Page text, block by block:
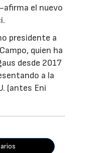
el nuevo
presidente a
quien ha
desde 2017
a la
(antes Eni